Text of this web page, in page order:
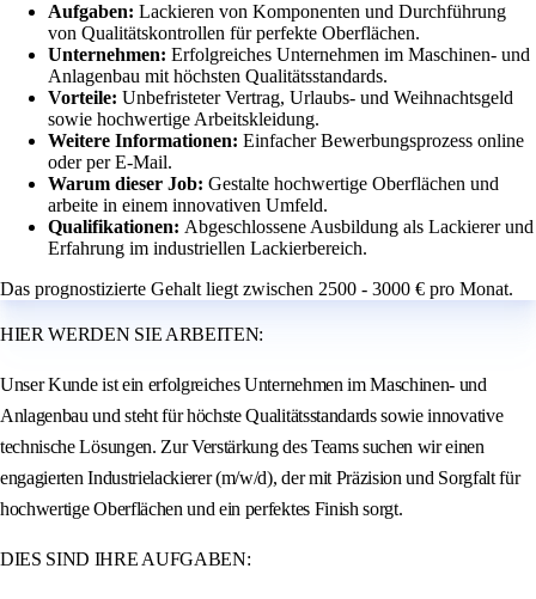
Aufgaben: Lackieren von Komponenten und Durchführung
von Qualitätskontrollen für perfekte Oberflächen.
Unternehmen: Erfolgreiches Unternehmen im Maschinen- und
Anlagenbau mit höchsten Qualitätsstandards.
Vorteile: Unbefristeter Vertrag, Urlaubs- und Weihnachtsgeld
sowie hochwertige Arbeitskleidung.
Weitere Informationen: Einfacher Bewerbungsprozess online
oder per E-Mail.
Warum dieser Job: Gestalte hochwertige Oberflächen und
arbeite in einem innovativen Umfeld.
Qualifikationen: Abgeschlossene Ausbildung als Lackierer und
Erfahrung im industriellen Lackierbereich.
Das prognostizierte Gehalt liegt zwischen 2500 - 3000 € pro Monat.
HIER WERDEN SIE ARBEITEN:
Unser Kunde ist ein erfolgreiches Unternehmen im Maschinen- und
Anlagenbau und steht für höchste Qualitätsstandards sowie innovative
technische Lösungen. Zur Verstärkung des Teams suchen wir einen
engagierten Industrielackierer (m/w/d), der mit Präzision und Sorgfalt für
hochwertige Oberflächen und ein perfektes Finish sorgt.
DIES SIND IHRE AUFGABEN: